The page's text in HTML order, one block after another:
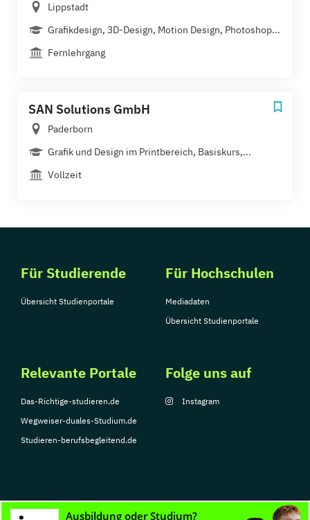
Lippstadt
Grafikdesign, 3D-Design, Motion Design, Photoshop...
Fernlehrgang
SAN Solutions GmbH
Paderborn
Grafik und Design im Printbereich, Basiskurs,...
Vollzeit
Für Studierende
Übersicht Studienportale
Für Hochschulen
Mediadaten
Übersicht Studienportale
Relevante Portale
Das-Richtige-studieren.de
Wegweiser-duales-Studium.de
Studieren-berufsbegleitend.de
Folge uns auf
Instagram